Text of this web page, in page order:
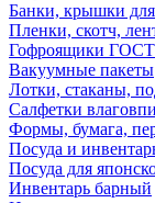
Банки, крышки
Пленки, скотч,
Гофроящики ГОСТ
Вакуумные пакеты
Лотки, стаканы,
Салфетки
Формы, бумага,
Посуда и
Посуда для
Инвентарь барный